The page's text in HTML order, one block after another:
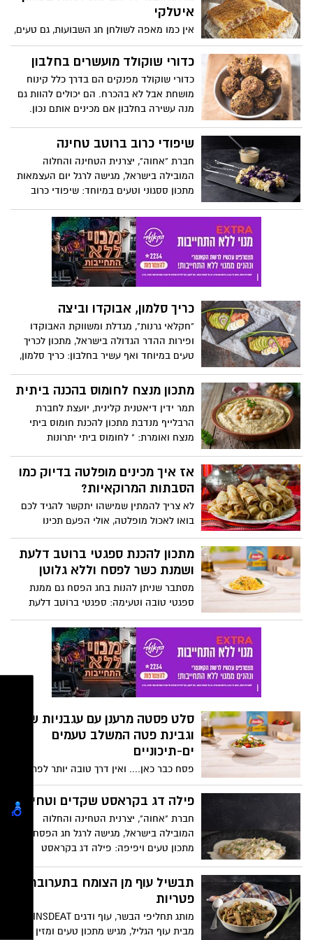
וזהוב מבחוץ? בחג השבועות הזה, יהונתן
גלעדי, השף של חברת ישרקו מקבוצת טיב
טעם, מנדב מתכון שיגנוב את ההצגה בשולחן
שמרגיש כמו פינוק של ממש. קל להכנה,
מרשים בהגשה, ומתחסל תוך רגע.
איטלקי
אין כמו מאפה לשולחן חג השבועות, גם טעים,
יפה, חגיגי ומשתלב עם הכול. מותג הטונה
המוביל ריו מרה מציע מתכון קל להכנת מאפה
בורקס במילוי גבינות וטונה, בסגנון איטלקי.
כדורי שוקולד מועשרים בחלבון
כדורי שוקולד מפנקים הם בדרך כלל קינוח
מושחת אבל לא בהכרח. הם יכולים להוות גם
מנה עשירה בחלבון אם מכינים אותם נכון.
משקה המהווה תחליף לארוחה שלמה, חברת
בריאים המועשרים בחלבון:
שיפודי כרוב ברוטב טחינה
חברת "אחוה", יצרנית הטחינה והחלוה
המובילה בישראל, מגישה לרגל יום העצמאות
מתכון ססגוני וטעים במיוחד: שיפודי כרוב
רוטב טחינה עשיר בסגנון אסיאתי, הנצלים על
המנגל או בתנור. המתכון קל להכנה ומתאים
לחגיגה משפחתית על האש, כתוספת וכמנה
לצמחונים.
כריך סלמון, אבוקדו וביצה
"חקלאי גרנות", מגדלת ומשווקת האבוקדו
ופירות ההדר הגדולה בישראל, מתכון לכריך
טעים במיוחד ואף עשיר בחלבון: כריך סלמון,
להתאים כארוחת בוקר או ערב, או כמנת
ביניים במסגרת תפריט מאוזן, ליחיד ולזוג.
מתכון מנצח לחומוס בהכנה ביתית
תמר ידין דיאטנית קלינית, יועצת לחברת
הרבלייף מנדבת מתכון להכנת חומוס ביתי
מנצח ואומרת: " לחומוס ביתי יתרונות
העוזרים לשמור על הבריאים ומותירים אותנו
שבעים לאורך זמן. בשונה מהחומוס הקנוי, אין
בו חומרים משמרים או עודפי סוכר והוא מלא
בחלבון ובוויטמינים בריאים. למקסום האפקט
הבריאותי, מומלץ להגישו כמטבל לצד ירקות
חיים במגוון הצבעים או עם פיתות מכוסמין."
אז איך מכינים מופלטה בדיוק כמו
הסבתות המרוקאיות?
לא צריך להמתין שמישהו יתקשר להגיד לכם
בואו לאכול מופלטה, אולי הפעם תכינו
בעצמכם? קבלו מתכון של הסבתות מפעם וגם
סרטון של שף גיא פרץ, מומחה מספר אחד
בישראל לבישול המרוקאי
מתכון להכנת ספגטי ברוטב דלעת
ושמנת כשר לפסח וללא גלוטן
מסתבר שניתן להנות בחג הפסח גם ממנת
ספגטי טובה וטעימה: ספגטי ברוטב דלעת
ושמנת, ללא גלוטן, מנה המשלבת טעמים
מעודנים עם מרקם קרמי ועשיר, היישר
מהמטבח האיטלקי. מדובר במנה אידיאלית
להגשה בערב החג כמנה עיקרית או כתוספת,
או במהלך חול המועד. המתכון מהיר וקל
להכנה. המתכון באדיבות ענת לבל -
סלט פסטה מרענן עם עגבניות שרי
וגבינת פטה המשלב טעמים
ים-תיכוניים
פסח כבר כאן.... ואין דרך טובה יותר לפתוח
את חג האביב עם מנה מרעננת, קלילה,
ומעוררות תיאבון: סלט פסטה מרענן, עם
עגבניות שרי וגבינת פטה. מדובר במנה
חלבית, חגיגית, המשלבת טעמים ים-תיכוניים.
המתכון מבוסס על פסטה פוזילי איכותית,
חגיגית וטעימה במיוחד. מתאים גם לכל
השנה.....:
פילה דג בקראסט שקדים וטחינה
חברת "אחוה", יצרנית הטחינה והחלוה
המובילה בישראל, מגישה לרגל חג הפסח
מתכון טעים ויפיפה: פילה דג בקראסט
דג בטעמים עדינים של טחינה ולימון, מקושט
בקראסט שקדים, המעניקים למנה שילוב של
מרקמים וטעמים נפלאים. המתכון קל להכנה
ומתאים להגשה כמנה ראשונה בליל הסדר
ובכל ימות החג להנאת המשפחה.
תבשיל עוף מן הצומח בתערובת
פטריות
מבית עוף הגליל, מגיש מתכון טעים ומזין של